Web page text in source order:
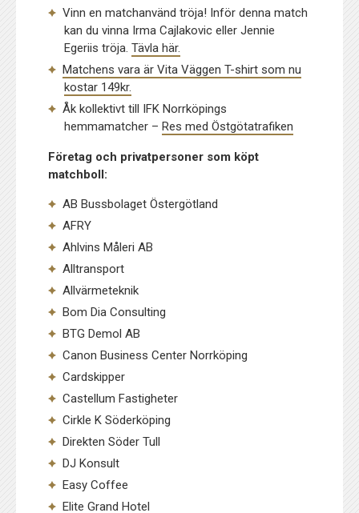
Vinn en matchanvänd tröja! Inför denna match
kan du vinna Irma Cajlakovic eller Jennie
Egeriis tröja.Tävla här.
Matchens vara är Vita Väggen T-shirt som nu
kostar 149kr.
Åk kollektivt till IFK Norrköpings
hemmamatcher –Res med Östgötatrafiken
Företag och privatpersoner som köpt
matchboll:
AB Bussbolaget Östergötland
AFRY
Ahlvins Måleri AB
Alltransport
Allvärmeteknik
Bom Dia Consulting
BTG Demol AB
Canon Business Center Norrköping
Cardskipper
Castellum Fastigheter
Cirkle K Söderköping
Direkten Söder Tull
DJ Konsult
Easy Coffee
Elite Grand Hotel